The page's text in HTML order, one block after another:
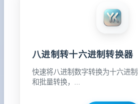
八进制转十六进制转换器
快速将八进制数字转换为十六进
和批量转换，...